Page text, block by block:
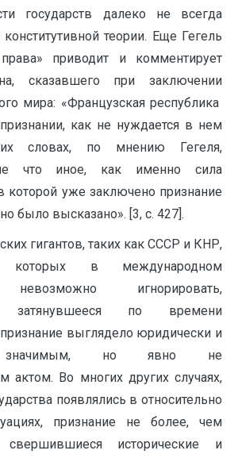
государств далеко не всегда
конститутивной теории. Еще Гегель
приводит и комментирует
сказавшего при заключении
мира: «Французская республика
как не нуждается в нем
словах, по мнению Гегеля,
не что иное, как именно сила
которой уже заключено признание
было высказано». [3, c. 427].
гигантов, таких как СССР и КНР,
которых в международном
невозможно игнорировать,
затянувшееся по времени
выглядело юридически и
значимым, но явно не
актом. Во многих других случаях,
появлялись в относительно
признание не более, чем
свершившиеся исторические и